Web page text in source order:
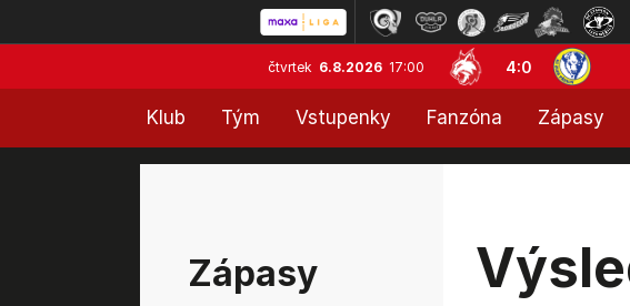
čtvrtek 6.8.2026 17:00 4:0
Klub Tým Vstupenky Fanzóna Zápasy
Zápasy